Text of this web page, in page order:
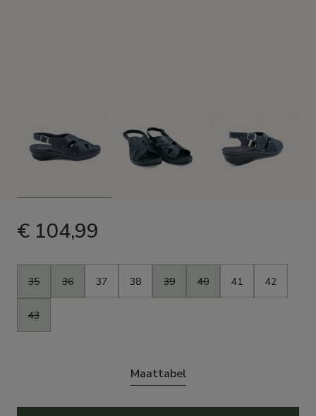
€ 104,99
Maat
35 36 37 38 39 40 41 42
43
Maattabel